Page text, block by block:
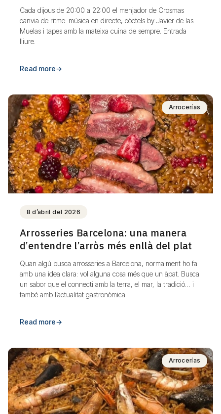
Cada dijous de 20:00 a 22:00 el menjador de Crosmas
canvia de ritme: música en directe, còctels by Javier de las
Muelas i tapes amb la mateixa cuina de sempre. Entrada
lliure.
Read more→
Arrocerías
8 d’abril del 2026
Arrosseries Barcelona: una manera
d’entendre l’arròs més enllà del plat
Quan algú busca arrosseries a Barcelona, normalment ho fa
amb una idea clara: vol alguna cosa més que un àpat. Busca
un sabor que el connecti amb la terra, el mar, la tradició… i
també amb l’actualitat gastronòmica.
Read more→
Arrocerías